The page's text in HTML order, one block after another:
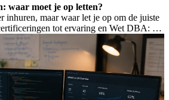
waar moet je op letten?
inhuren, maar waar let je op om de juiste
tot ervaring en Wet DBA: dit